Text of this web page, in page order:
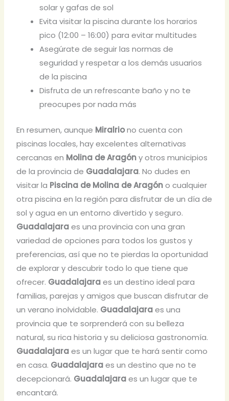
solar y gafas de sol
Evita visitar la piscina durante los horarios
pico (12:00 – 16:00) para evitar multitudes
Asegúrate de seguir las normas de
seguridad y respetar a los demás usuarios
de la piscina
Disfruta de un refrescante baño y no te
preocupes por nada más
En resumen, aunque Miralriono cuenta con
piscinas locales, hay excelentes alternativas
cercanas en Molina de Aragóny otros municipios
de la provincia de Guadalajara. No dudes en
visitar la Piscina de Molina de Aragóno cualquier
otra piscina en la región para disfrutar de un día de
sol y agua en un entorno divertido y seguro.
Guadalajaraes una provincia con una gran
variedad de opciones para todos los gustos y
preferencias, así que no te pierdas la oportunidad
de explorar y descubrir todo lo que tiene que
ofrecer. Guadalajaraes un destino ideal para
familias, parejas y amigos que buscan disfrutar de
un verano inolvidable. Guadalajaraes una
provincia que te sorprenderá con su belleza
natural, su rica historia y su deliciosa gastronomía.
Guadalajaraes un lugar que te hará sentir como
en casa. Guadalajaraes un destino que no te
decepcionará. Guadalajaraes un lugar que te
encantará.